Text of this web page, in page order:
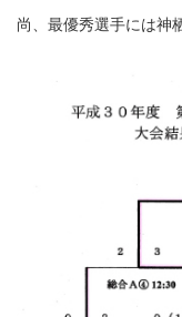
尚、最優秀選手には神